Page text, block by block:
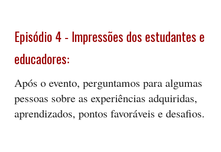
Episódio 4 - Impressões dos estudantes e
educadores:
Após o evento, perguntamos para algumas
pessoas sobre as experiências adquiridas,
aprendizados, pontos favoráveis e desafios.